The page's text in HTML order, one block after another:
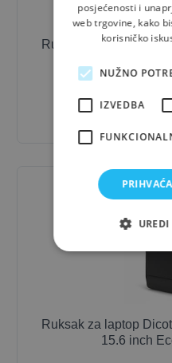
Ruksak za laptop
Ruksak za laptop
15.6 inch
posjećenosti i
web trgovine, kako
korisničko
NUŽNO
IZVEDBA